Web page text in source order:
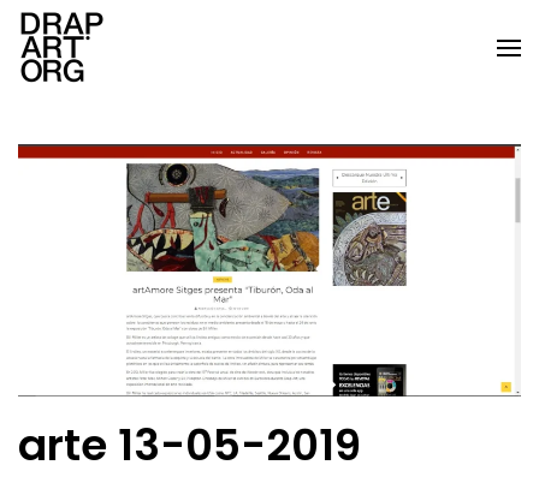
Skip to main content
arte 13-05-2019